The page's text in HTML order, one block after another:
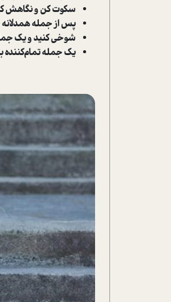
سکوت کن و نگاهش
پس از جمله
شوخی کنید و یک
یک جمله تمام‌کننده